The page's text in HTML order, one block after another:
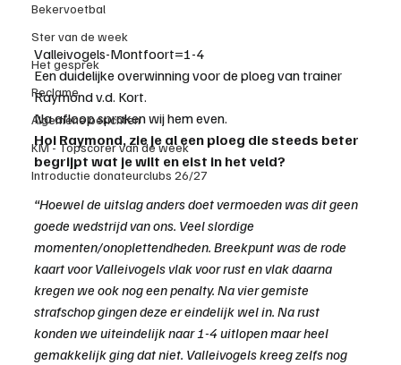
Bekervoetbal
Ster van de week
Het gesprek
Reclame
Algemene berichten
KM - Topscorer van de week
Introductie donateurclubs 26/27
Valleivogels-Montfoort=1-4
Een duidelijke overwinning voor de ploeg van trainer
Raymond v.d. Kort.
Na afloop spraken wij hem even.
Hoi Raymond, zie je al een ploeg die steeds beter
begrijpt wat je wilt en eist in het veld?
“Hoewel de uitslag anders doet vermoeden was dit geen
goede wedstrijd van ons. Veel slordige
momenten/onoplettendheden. Breekpunt was de rode
kaart voor Valleivogels vlak voor rust en vlak daarna
kregen we ook nog een penalty. Na vier gemiste
strafschop gingen deze er eindelijk wel in. Na rust
konden we uiteindelijk naar 1-4 uitlopen maar heel
gemakkelijk ging dat niet. Valleivogels kreeg zelfs nog